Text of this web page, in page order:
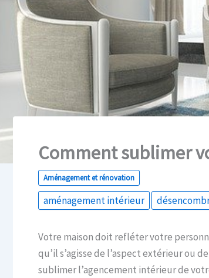
Comment sublimer
Aménagement et rénovation
aménagement intérieur
Votre maison doit refléter votre
qu’il s’agisse de l’aspect extérieur ou de
sublimer l’agencement intérieur de